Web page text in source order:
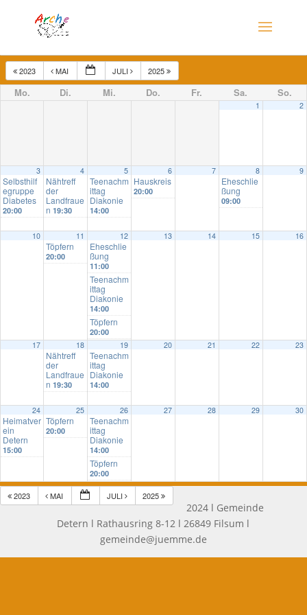
2023 MAI JULI 2025
Mo. Di. Mi. Do. Fr. Sa. So.
1 2
3
Selbsthilf
egruppe
Diabetes
20:00
4
Nähtreff
der
Landfraue
n 19:30
5
Teenachm
ittag
Diakonie
14:00
6
Hauskreis
20:00
7 8
Eheschlie
ßung
09:00
9
10 11
Töpfern
20:00
12
Eheschlie
ßung
11:00
Teenachm
ittag
Diakonie
14:00
Töpfern
20:00
13 14 15 16
17 18
Nähtreff
der
Landfraue
n 19:30
19
Teenachm
ittag
Diakonie
14:00
20 21 22 23
24
Heimatver
ein
Detern
15:00
25
Töpfern
20:00
26
Teenachm
ittag
Diakonie
14:00
Töpfern
20:00
27 28 29 30
2023 MAI JULI 2025
2024 l Gemeinde
Detern l Rathausring 8-12 l 26849 Filsum l
gemeinde@juemme.de